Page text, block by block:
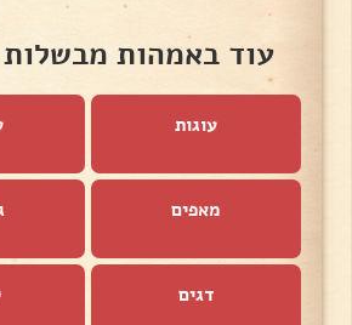
עוד באמהות
עוגות
מאפים
דגים